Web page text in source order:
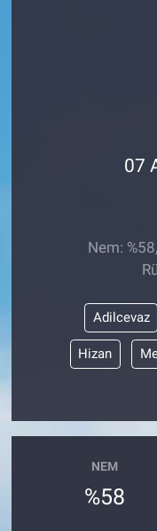
07
Nem:
Adilcevaz
Hizan
NEM
%58